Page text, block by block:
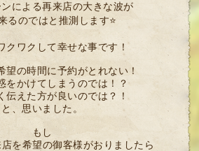
による再来店の大きな波が
るのではと推測します⭐
クワクして幸せな事です！
望の時間に予約がとれない！
をかけてしまうのでは！？
伝えた方が良いのでは？！
と、思いました。
もし
を希望の御客様がおりましたら